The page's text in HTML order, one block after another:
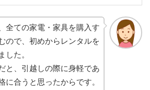
全ての家電・家具を購入す
ので、初めからレンタルを
した。
と、引越しの際に身軽であ
に合うと思ったからです。